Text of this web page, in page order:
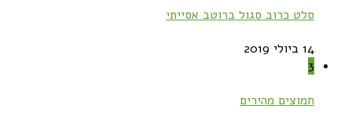
סלט כרוב סגול ברוטב אסייתי
14 ביולי 2019
3
חמוצים מהירים